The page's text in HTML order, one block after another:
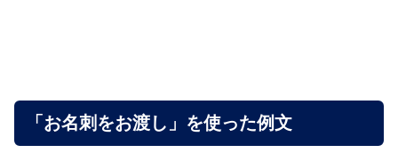
「お名刺をお渡し」を使った例文